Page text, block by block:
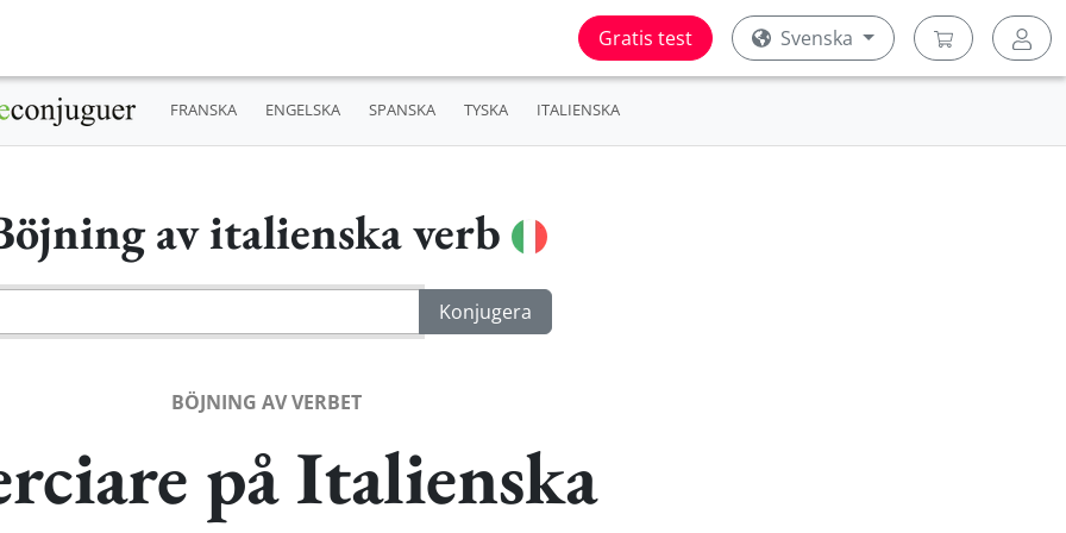
Gratis test Svenska
FRANSKA ENGELSKA SPANSKA TYSKA ITALIENSKA
av italienska verb
BÖJNING AV VERBET
på Italienska